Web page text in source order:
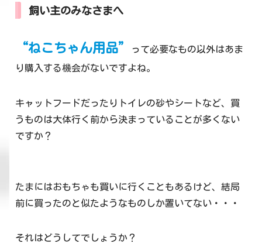
飼い主のみなさまへ
“ねこちゃん用品”
って必要なもの以外はあま
り購入する機会がないですよね。
キャットフードだったりトイレの砂やシートなど、買
うものは大体行く前から決まっていることが多くない
ですか？
たまにはおもちゃも買いに行くこともあるけど、結局
前に買ったのと似たようなものしか置いてない・・・
それはどうしてでしょうか？